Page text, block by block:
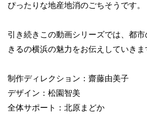
ぴったりな地産地消のごちそうです。
引き続きこの動画シリーズでは、都市
きるの横浜の魅力をお伝えしていきま
制作ディレクション：齋藤由美子
デザイン：松園智美
全体サポート：北原まどか